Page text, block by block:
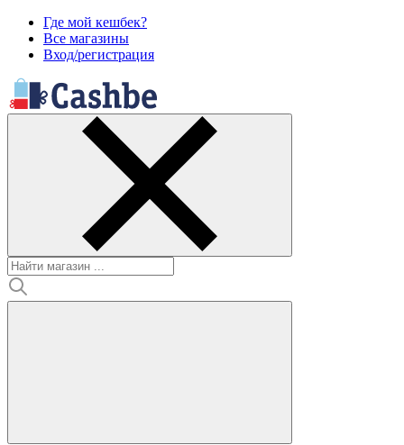
Где мой кешбек?
Все магазины
Вход/регистрация